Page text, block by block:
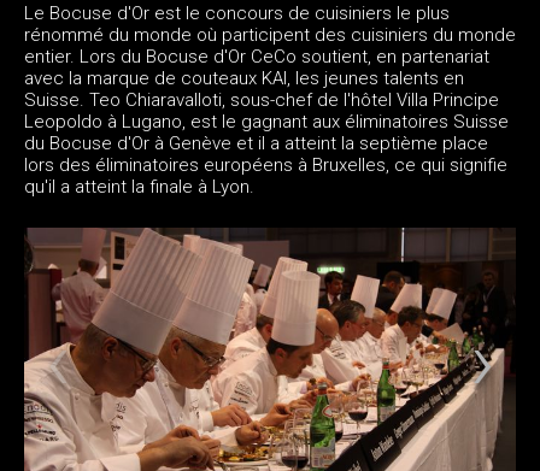
Le Bocuse d'Or est le concours de cuisiniers le plus
rénommé du monde où participent des cuisiniers du monde
entier. Lors du Bocuse d'Or CeCo soutient, en partenariat
avec la marque de couteaux KAI, les jeunes talents en
Suisse. Teo Chiaravalloti, sous-chef de l'hôtel Villa Principe
Leopoldo à Lugano, est le gagnant aux éliminatoires Suisse
du Bocuse d'Or à Genève et il a atteint la septième place
lors des éliminatoires européens à Bruxelles, ce qui signifie
qu'il a atteint la finale à Lyon.